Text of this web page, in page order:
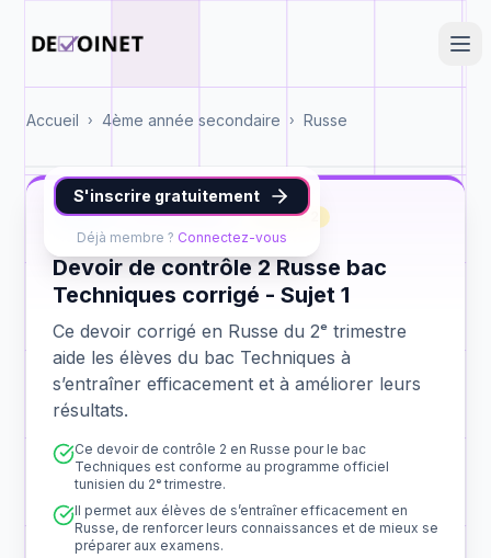
Accueil › 4ème année secondaire › Russe
S'inscrire gratuitement
Déjà membre ? Connectez-vous
Russe bac Techniques contrôle 2
Devoir de contrôle 2 Russe bac
Techniques corrigé - Sujet 1
Ce devoir corrigé en Russe du 2ᵉ trimestre
aide les élèves du bac Techniques à
s’entraîner efficacement et à améliorer leurs
résultats.
Ce devoir de contrôle 2 en Russe pour le bac
Techniques est conforme au programme officiel
tunisien du 2ᵉ trimestre.
Il permet aux élèves de s’entraîner efficacement en
Russe, de renforcer leurs connaissances et de mieux se
préparer aux examens.